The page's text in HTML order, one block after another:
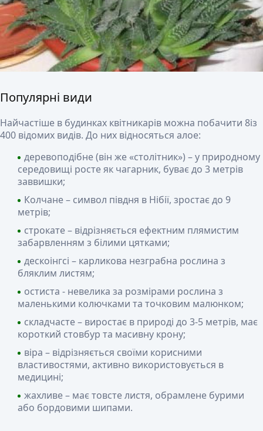
Популярні види
Найчастіше в будинках квітникарів можна побачити 8із
400 відомих видів. До них відносяться алое:
деревоподібне (він же «столітник») – у природному
середовищі росте як чагарник, буває до 3 метрів
заввишки;
Колчане – символ півдня в Нібії, зростає до 9
метрів;
строкате – відрізняється ефектним плямистим
забарвленням з білими цятками;
дескоінгсі – карликова незграбна рослина з
бляклим листям;
остиста - невелика за розмірами рослина з
маленькими колючками та точковим малюнком;
складчасте – виростає в природі до 3-5 метрів, має
короткий стовбур та масивну крону;
віра – відрізняється своїми корисними
властивостями, активно використовується в
медицині;
жахливе – має товсте листя, обрамлене бурими
або бордовими шипами.